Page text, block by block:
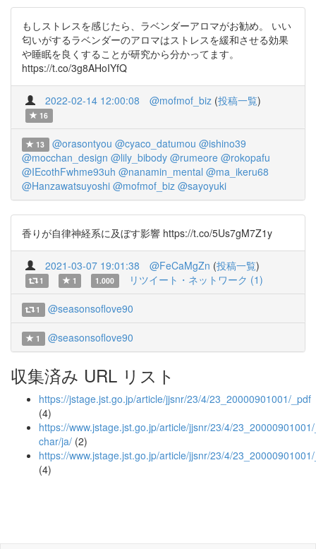
もしストレスを感じたら、ラベンダーアロマがお勧め。 いい
匂いがするラベンダーのアロマはストレスを緩和させる効果
や睡眠を良くすることが研究から分かってます。
https://t.co/3g8AHoIYfQ
2022-02-14 12:00:08 @mofmof_biz (投稿一覧)
16
13 @orasontyou @cyaco_datumou @ishino39
@mocchan_design @lily_bibody @rumeore @rokopafu
@IEcothFwhme93uh @nanamin_mental @ma_ikeru68
@Hanzawatsuyoshi @mofmof_biz @sayoyuki
香りが自律神経系に及ぼす影響 https://t.co/5Us7gM7Z1y
2021-03-07 19:01:38 @FeCaMgZn (投稿一覧)
1 1 1.000 リツイート・ネットワーク (1)
1 @seasonsoflove90
1 @seasonsoflove90
収集済み URL リスト
https://jstage.jst.go.jp/article/jjsnr/23/4/23_20000901001/_pdf
(4)
https://www.jstage.jst.go.jp/article/jjsnr/23/4/
char/ja/ (2)
https://www.jstage.jst.go.jp/article/jjsnr/23/4/
(4)